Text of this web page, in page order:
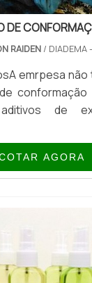
DE
RAIDEN / DIADEMA
emrpesa não
de
o uso em
aços
para a
AGORA